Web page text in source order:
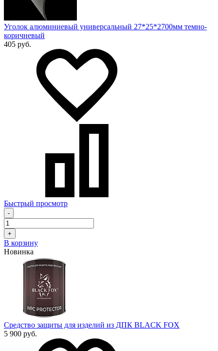
Уголок алюминиевый универсальный 27*25*2700мм темно-
коричневый
405 руб.
Быстрый просмотр
-
+
В корзину
Новинка
Средство защиты для изделий из ДПК BLACK FOX
5 900 руб.